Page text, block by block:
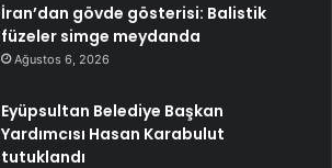
İran’dan gövde gösterisi: Balistik
füzeler simge meydanda
Ağustos 6, 2026
Eyüpsultan Belediye Başkan
Yardımcısı Hasan Karabulut
tutuklandı